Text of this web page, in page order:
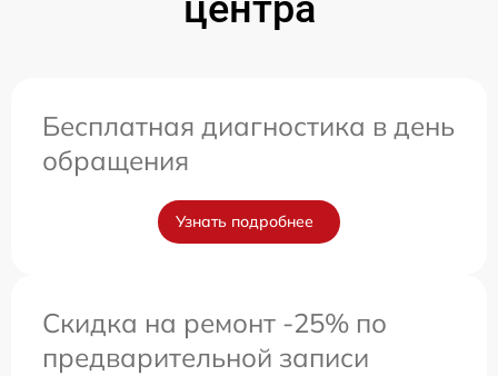
Бесплатная диагностика в день
обращения
Узнать подробнее
Скидка на ремонт -25% по
предварительной записи